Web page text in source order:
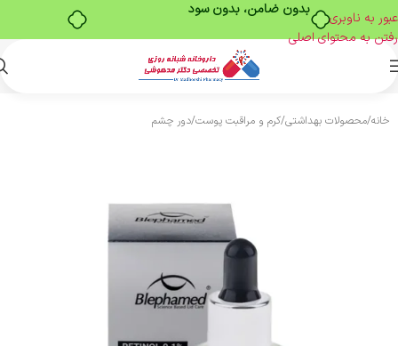
بدون ضامن، بدون سود
عبور به ناوبری
رفتن به محتوای اصلی
خانه/محصولات بهداشتی/کرم و مراقبت پوست/دور چشم